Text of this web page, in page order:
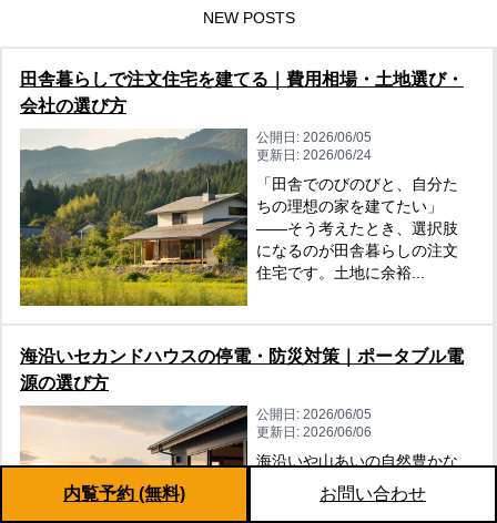
NEW POSTS
田舎暮らしで注文住宅を建てる｜費用相場・土地選び・
会社の選び方
公開日: 2026/06/05
更新日: 2026/06/24
「田舎でのびのびと、自分た
ちの理想の家を建てたい」
——そう考えたとき、選択肢
になるのが田舎暮らしの注文
住宅です。土地に余裕...
海沿いセカンドハウスの停電・防災対策｜ポータブル電
源の選び方
公開日: 2026/06/05
更新日: 2026/06/06
海沿いや山あいの自然豊かな
立地は、別荘・セカンドハウ
スの魅力そのもの。けれどそ
内覧予約 (無料) お問い合わせ